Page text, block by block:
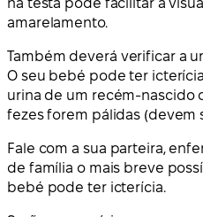
na testa pode facilitar a
amarelamento.
Também deverá verificar a
O seu bebé pode ter
urina de um recém-nascido
fezes forem pálidas (devem
Fale com a sua parteira,
de família o mais breve
bebé pode ter icterícia.